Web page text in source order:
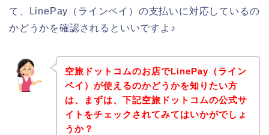
て、LinePay（ラインペイ）の支払いに対応しているの
かどうかを確認されるといいですよ♪
空旅ドットコムのお店でLinePay（ライン
ペイ）が使えるのかどうかを知りたい方
は、まずは、下記空旅ドットコムの公式サ
イトをチェックされてみてはいかがでしょ
うか？